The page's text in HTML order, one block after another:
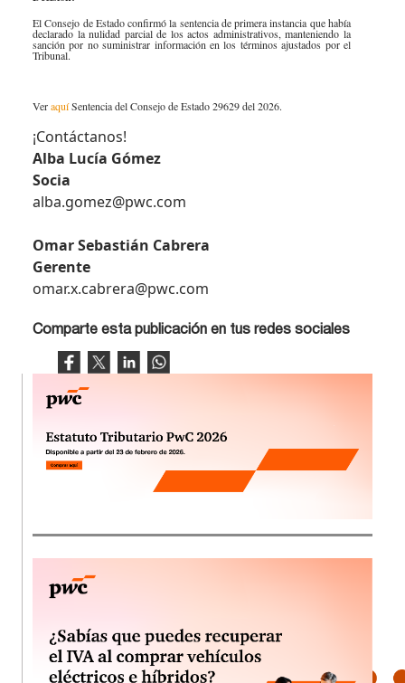
El Consejo de Estado confirmó la sentencia de primera instancia que había
declarado la nulidad parcial de los actos administrativos, manteniendo la
sanción por no suministrar información en los términos ajustados por el
Tribunal.​
Veraquí​Sentencia del Consejo de Estado 29629 del 2026.
¡Contáctan​os!​
Alba Lucía Gómez
Socia
alba.gomez@pwc.com
Omar Sebastián Cabrera
Gerente
omar.x.cabrera@pwc.com​
Comparte esta publicación en tus redes sociales